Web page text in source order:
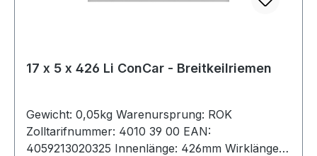
17 x 5 x 426 Li ConCar - Breitkeilriemen
Gewicht: 0,05kg Warenursprung: ROK
Zolltarifnummer: 4010 39 00 EAN:
4059213020325 Innenlänge: 426mm Wirklänge: